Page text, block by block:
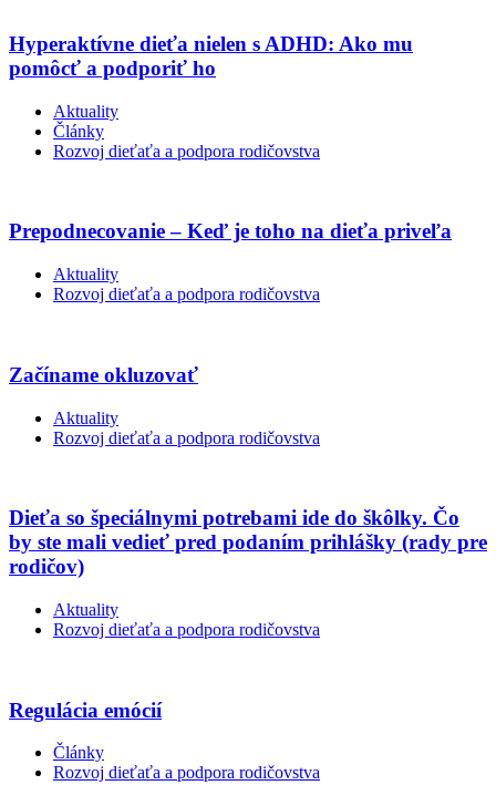
Hyperaktívne dieťa nielen s ADHD: Ako mu
pomôcť a podporiť ho
Aktuality
Články
Rozvoj dieťaťa a podpora rodičovstva
Prepodnecovanie – Keď je toho na dieťa priveľa
Aktuality
Rozvoj dieťaťa a podpora rodičovstva
Začíname okluzovať
Aktuality
Rozvoj dieťaťa a podpora rodičovstva
Dieťa so špeciálnymi potrebami ide do škôlky. Čo
by ste mali vedieť pred podaním prihlášky (rady pre
rodičov)
Aktuality
Rozvoj dieťaťa a podpora rodičovstva
Regulácia emócií
Články
Rozvoj dieťaťa a podpora rodičovstva